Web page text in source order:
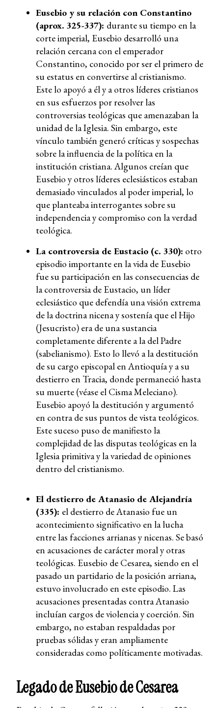
Eusebio y su relación con Constantino
(aprox. 325-337): durante su tiempo en la
corte imperial, Eusebio desarrolló una
relación cercana con el emperador
Constantino, conocido por ser el primero de
su estatus en convertirse al cristianismo.
Este lo apoyó a él y a otros líderes cristianos
en sus esfuerzos por resolver las
controversias teológicas que amenazaban la
unidad de la Iglesia. Sin embargo, este
vínculo también generó críticas y sospechas
sobre la influencia de la política en la
institución cristiana. Algunos creían que
Eusebio y otros líderes eclesiásticos estaban
demasiado vinculados al poder imperial, lo
que planteaba interrogantes sobre su
independencia y compromiso con la verdad
teológica.
La controversia de Eustacio (c. 330): otro
episodio importante en la vida de Eusebio
fue su participación en las consecuencias de
la controversia de Eustacio, un líder
eclesiástico que defendía una visión extrema
de la doctrina nicena y sostenía que el Hijo
(Jesucristo) era de una sustancia
completamente diferente a la del Padre
(sabelianismo). Esto lo llevó a la destitución
de su cargo episcopal en Antioquía y a su
destierro en Tracia, donde permaneció hasta
su muerte (véase el Cisma Meleciano).
Eusebio apoyó la destitución y argumentó
en contra de sus puntos de vista teológicos.
Este suceso puso de manifiesto la
complejidad de las disputas teológicas en la
Iglesia primitiva y la variedad de opiniones
dentro del cristianismo.
El destierro de Atanasio de Alejandría
(335): el destierro de Atanasio fue un
acontecimiento significativo en la lucha
entre las facciones arrianas y nicenas. Se basó
en acusaciones de carácter moral y otras
teológicas. Eusebio de Cesarea, siendo en el
pasado un partidario de la posición arriana,
estuvo involucrado en este episodio. Las
acusaciones presentadas contra Atanasio
incluían cargos de violencia y coerción. Sin
embargo, no estaban respaldadas por
pruebas sólidas y eran ampliamente
consideradas como políticamente motivadas.
Legado de Eusebio de Cesarea